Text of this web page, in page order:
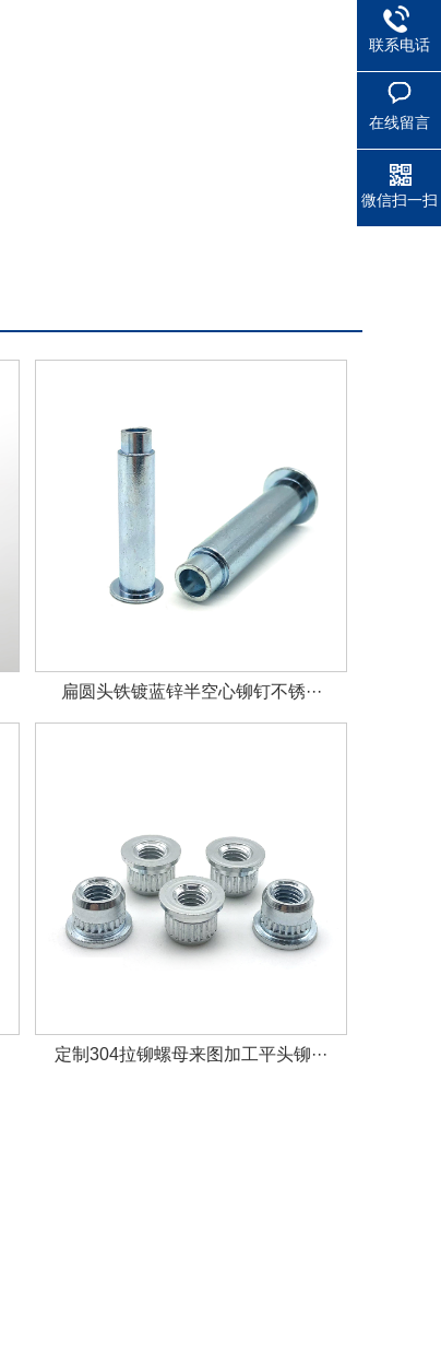
扁圆头铁镀蓝锌半空心铆钉不锈···
定制304拉铆螺母来图加工平头铆···
联系电话
在线留言
微信扫一扫